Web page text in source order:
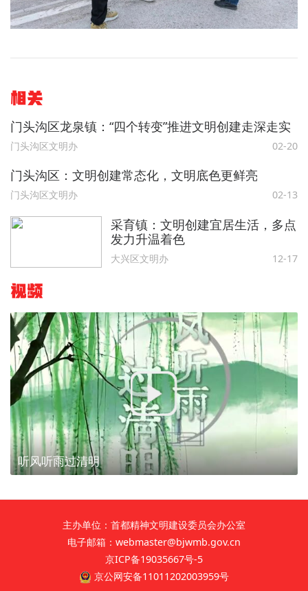
相关
门头沟区龙泉镇：“四个转变”推进文明创建走深走实
门头沟区文明办 02-20
门头沟区：文明创建常态化，文明底色更鲜亮
门头沟区文明办 02-13
采育镇：文明创建宜居生活，多点
发力升温着色
大兴区文明办 12-17
视频
听风听雨过清明
主办单位：首都精神文明建设委员会办公室
电子邮箱：webmaster@bjwmb.gov.cn
京ICP备19035667号-5
京公网安备11011202003959号